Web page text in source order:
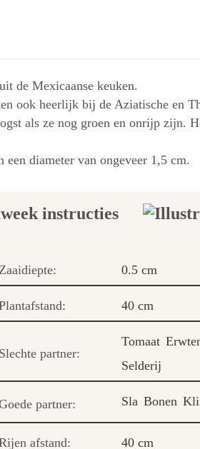
de Mexicaanse keuken.
ook heerlijk bij de Aziatische en
als ze nog groen en onrijp zijn.
diameter van ongeveer 1,5 cm.
instructies
Zaaidiepte: 0.5 cm
40 cm
Slechte partner:
Tomaat
Selderij
partner: Sla Bonen
afstand: 40 cm